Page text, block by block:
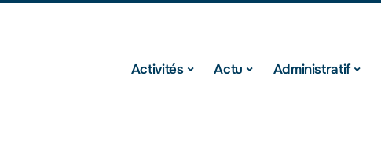
Activités Actu Administratif